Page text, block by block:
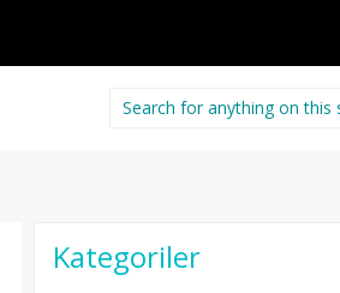
Search
for:
Kategoriler